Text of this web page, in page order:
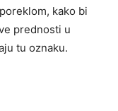
kako bi
prednosti u
tu oznaku.